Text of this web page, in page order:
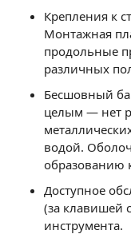
Крепления к
Монтажная
продольные
различных
Бесшовный
целым — нет
водой.
образованию
Доступное
(за клавишей
инструмента.